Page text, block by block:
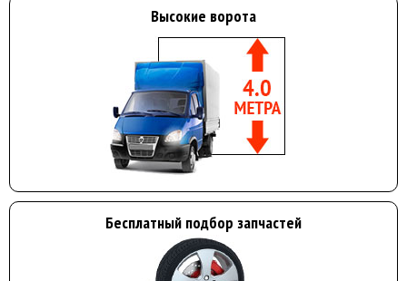
Высокие ворота
Бесплатный подбор запчастей